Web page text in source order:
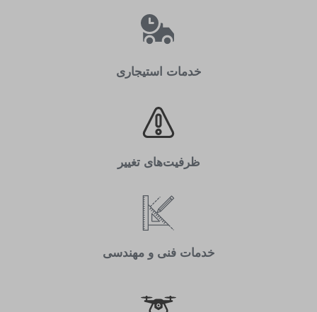
خدمات استیجاری
ظرفیت‌های تغییر
خدمات فنی و مهندسی